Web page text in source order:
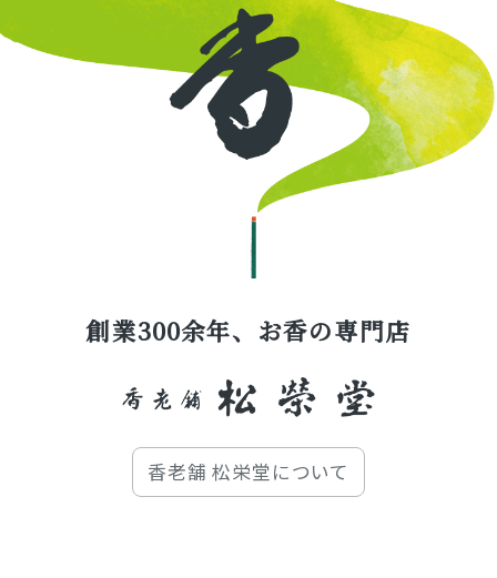
創業300余年、お香の専門店
香老舗 松栄堂について